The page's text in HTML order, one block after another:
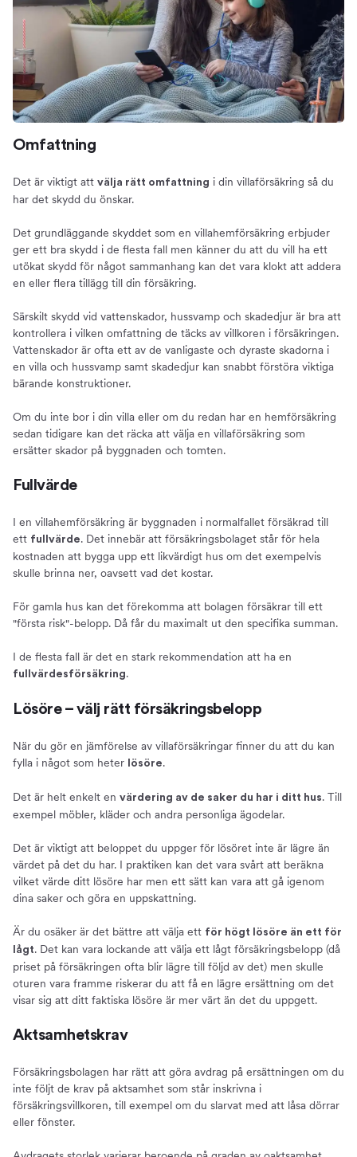
Omfattning
Det är viktigt att välja rätt omfattning i din villaförsäkring så du
har det skydd du önskar.
Det grundläggande skyddet som en villahemförsäkring erbjuder
ger ett bra skydd i de flesta fall men känner du att du vill ha ett
utökat skydd för något sammanhang kan det vara klokt att addera
en eller flera tillägg till din försäkring.
Särskilt skydd vid vattenskador, hussvamp och skadedjur är bra att
kontrollera i vilken omfattning de täcks av villkoren i försäkringen.
Vattenskador är ofta ett av de vanligaste och dyraste skadorna i
en villa och hussvamp samt skadedjur kan snabbt förstöra viktiga
bärande konstruktioner.
Om du inte bor i din villa eller om du redan har en hemförsäkring
sedan tidigare kan det räcka att välja en villaförsäkring som
ersätter skador på byggnaden och tomten.
Fullvärde
I en villahemförsäkring är byggnaden i normalfallet försäkrad till
ett fullvärde. Det innebär att försäkringsbolaget står för hela
kostnaden att bygga upp ett likvärdigt hus om det exempelvis
skulle brinna ner, oavsett vad det kostar.
För gamla hus kan det förekomma att bolagen försäkrar till ett
"första risk"-belopp. Då får du maximalt ut den specifika summan.
I de flesta fall är det en stark rekommendation att ha en
fullvärdesförsäkring.
Lösöre – välj rätt försäkringsbelopp
När du gör en jämförelse av villaförsäkringar finner du att du kan
fylla i något som heter
lösöre.
Det är helt enkelt en värdering av de saker du har i ditt hus. Till
exempel möbler, kläder och andra personliga ägodelar.
Det är viktigt att beloppet du uppger för lösöret inte är lägre än
värdet på det du har. I praktiken kan det vara svårt att beräkna
vilket värde ditt lösöre har men ett sätt kan vara att gå igenom
dina saker och göra en uppskattning.
Är du osäker är det bättre att välja ett för högt lösöre än ett för
lågt. Det kan vara lockande att välja ett lågt försäkringsbelopp (då
priset på försäkringen ofta blir lägre till följd av det) men skulle
oturen vara framme riskerar du att få en lägre ersättning om det
visar sig att ditt faktiska lösöre är mer värt än det du uppgett.
Aktsamhetskrav
Försäkringsbolagen har rätt att göra avdrag på ersättningen om du
inte följt de krav på aktsamhet som står inskrivna i
försäkringsvillkoren, till exempel om du slarvat med att låsa dörrar
eller fönster.